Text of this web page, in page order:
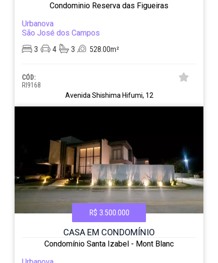
Condominio Reserva das Figueiras
Urbanova
São José dos Campos
3
4 3 528.00m²
CÓD:
RI9168
Avenida Shishima Hifumi, 12
R$ 3.500.000
CASA EM CONDOMÍNIO
Condomínio Santa Izabel - Mont Blanc